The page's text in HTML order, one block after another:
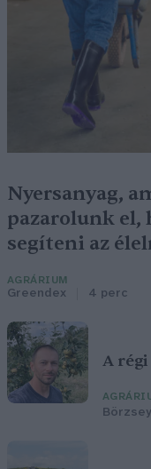
Nyersanyag,
pazarolunk
segíteni az
AGRÁRIUM
Greendex 4 perc
A